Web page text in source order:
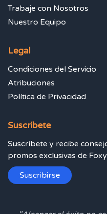
Trabaje con Nosotros
Nuestro Equipo
Legal
Condiciones del Servicio
Atribuciones
Política de Privacidad
Suscríbete
Suscríbete y recibe
promos exclusivas de
Suscribirse